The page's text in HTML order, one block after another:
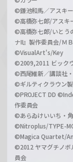
©鎌池和馬／アスキ
©高橋弥七郎/アスキ
©高橋弥七郎/いとう
ナII』製作委員会/Ｍ
©VisualArt's/Key
©2009,2011 ビック
©西尾維新／講談社
©ギルティクラウン
©PROJECT DD
作委員会
©あらゐけいいち・
©Nitroplus/TYPE-
©Magica Quartet/
©2012 ヤマグチノボ
員会